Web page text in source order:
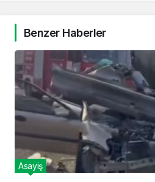
Benzer Haberler
Asayiş